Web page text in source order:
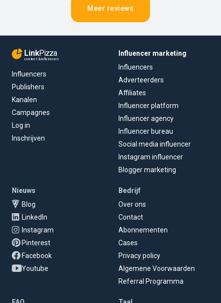
Meer reviews
LinkPizza
content & influencers
Influencers
Publishers
Kanalen
Campagnes
Log in
Inschrijven
Influencer marketing
Influencers
Adverteerders
Affiliates
Influencer platform
Influencer agency
Influencer bureau
Social media influencer
Instagram influencer
Blogger marketing
Nieuws
Blog
LinkedIn
Instagram
Pinterest
Facebook
Youtube
Bedrijf
Over ons
Contact
Abonnementen
Cases
Privacy policy
Algemene Voorwaarden
Referral Programma